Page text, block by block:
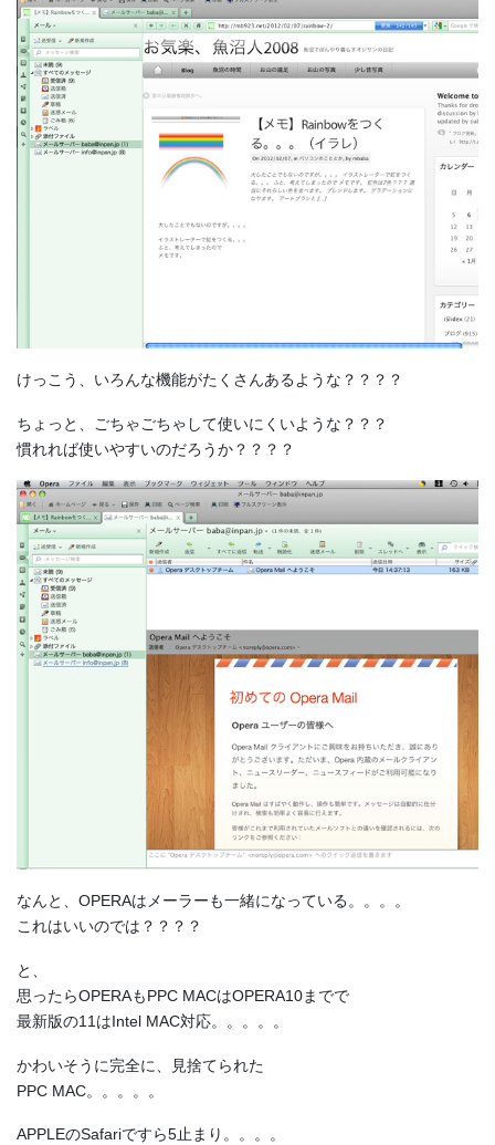
けっこう、いろんな機能がたくさんあるような？？？？
ちょっと、ごちゃごちゃして使いにくいような？？？
慣れれば使いやすいのだろうか？？？？
なんと、OPERAはメーラーも一緒になっている。。。。
これはいいのでは？？？？
と、
思ったらOPERAもPPC MACはOPERA10までで
最新版の11はIntel MAC対応。。。。。
かわいそうに完全に、見捨てられた
PPC MAC。。。。。
APPLEのSafariですら5止まり。。。。